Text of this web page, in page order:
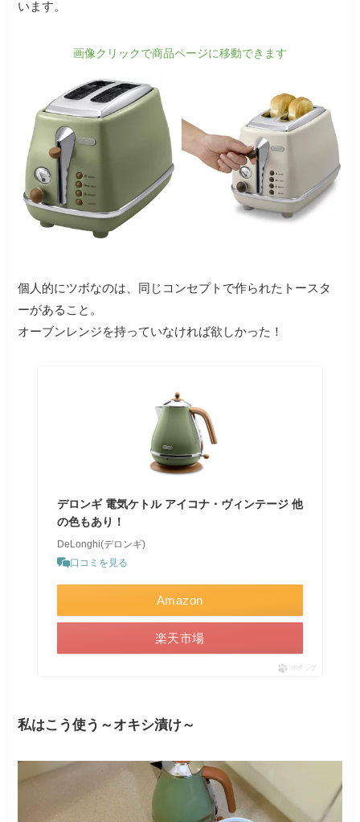
います。
画像クリックで商品ページに移動できます
個人的にツボなのは、同じコンセプトで作られたトースタ
ーがあること。
オーブンレンジを持っていなければ欲しかった！
デロンギ 電気ケトル アイコナ・ヴィンテージ 他
の色もあり！
DeLonghi(デロンギ)
口コミを見る
Amazon
楽天市場
ポチップ
私はこう使う～オキシ漬け～